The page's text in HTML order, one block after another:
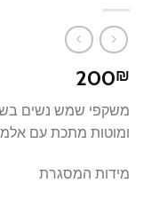
200₪
משקפי שמש נשים
ומוטות מתכת עם
מידות המסגרת